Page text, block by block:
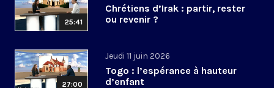
25:41
Chrétiens d’Irak : partir, rester
ou revenir ?
27:00
Jeudi 11 juin 2026
Togo : l’espérance à hauteur
d’enfant